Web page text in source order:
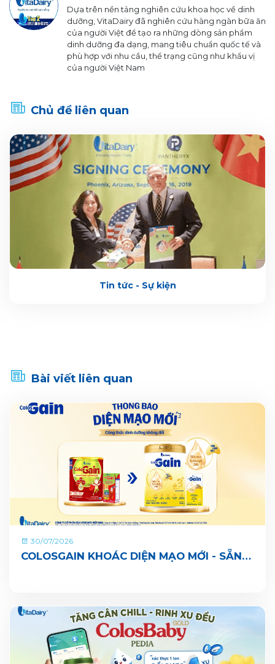
Dựa trên nền tảng nghiên cứu khoa học về dinh
dưỡng, VitaDairy đã nghiên cứu hàng ngàn bữa ăn
của người Việt để tạo ra những dòng sản phẩm
dinh dưỡng đa dạng, mang tiêu chuẩn quốc tế và
phù hợp với nhu cầu, thể trạng cũng như khẩu vị
của người Việt Nam
Chủ đề liên quan
Tin tức - Sự kiện
Bài viết liên quan
30/07/2026
COLOSGAIN KHOÁC DIỆN MẠO MỚI - SẴN